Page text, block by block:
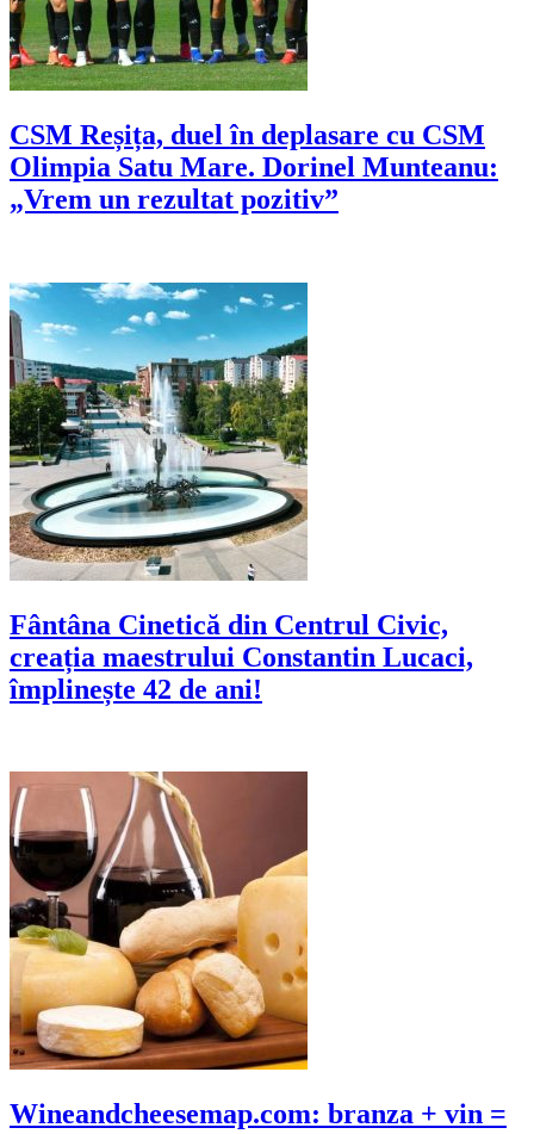
CSM Reșița, duel în deplasare cu CSM
Olimpia Satu Mare. Dorinel Munteanu:
„Vrem un rezultat pozitiv”
Fântâna Cinetică din Centrul Civic,
creația maestrului Constantin Lucaci,
împlinește 42 de ani!
Wineandcheesemap.com: branza + vin =